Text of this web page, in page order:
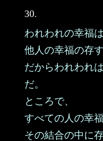
30.
われわれの幸福は
他人の幸福の存
だからわれわれ
だ。
ところで、
すべての人の幸福
その結合の中に